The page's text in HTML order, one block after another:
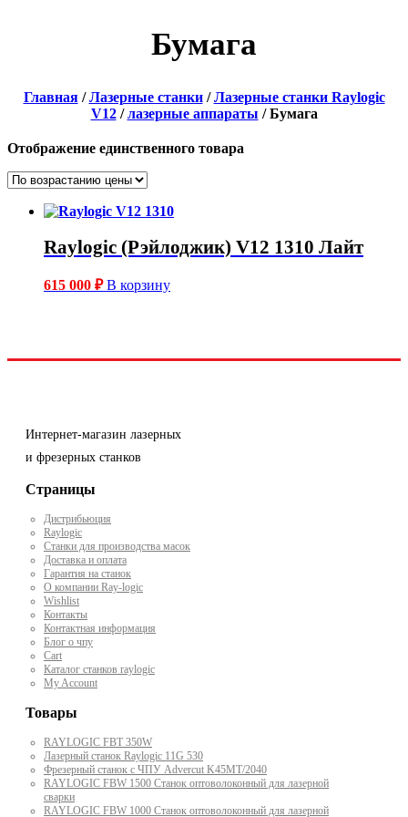
Бумага
Главная/Лазерные станки/Лазерные станки Raylogic
V12/лазерные аппараты / Бумага
Отображение единственного товара
Raylogic (Рэйлоджик) V12 1310 Лайт
615 000 ₽ В корзину
Интернет-магазин лазерных
и фрезерных станков
Страницы
Дистрибьюция
Raylogic
Станки для производства масок
Доставка и оплата
Гарантия на станок
О компании Ray-logic
Wishlist
Контакты
Контактная информация
Блог о чпу
Cart
Каталог станков raylogic
My Account
Товары
RAYLOGIC FBT 350W
Лазерный станок Raylogic 11G 530
Фрезерный станок с ЧПУ Advercut K45MT/2040
RAYLOGIC FBW 1500 Станок оптоволоконный для лазерной
сварки
RAYLOGIC FBW 1000 Станок оптоволоконный для лазерной